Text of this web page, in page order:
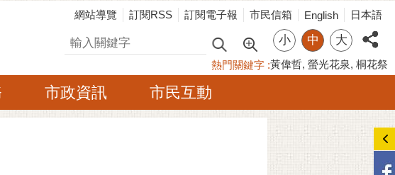
網站導覽 訂閱RSS 訂閱電子報 市民信箱 English 日本語
搜尋 小 中 大
熱門關鍵字 黃偉哲 螢光花泉 桐花祭
市政資訊 市民互動